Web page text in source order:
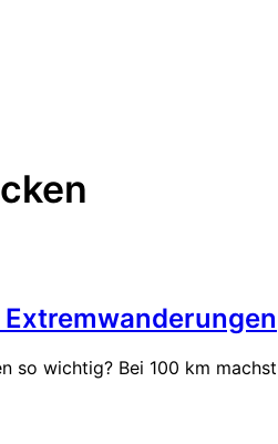
so wichtig? Bei 100 km